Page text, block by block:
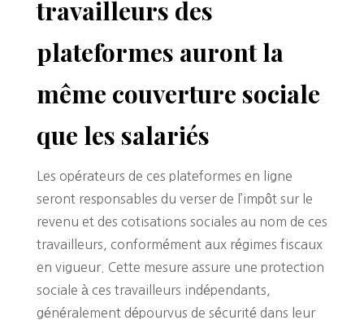
travailleurs des
plateformes auront la
même couverture sociale
que les salariés
Les opérateurs de ces plateformes en ligne
seront responsables du verser de l’impôt sur le
revenu et des cotisations sociales au nom de ces
travailleurs, conformément aux régimes fiscaux
en vigueur. Cette mesure assure une protection
sociale à ces travailleurs indépendants,
généralement dépourvus de sécurité dans leur